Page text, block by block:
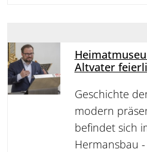
Altvater
Geschichte
modern
befindet sich
Hermansbau